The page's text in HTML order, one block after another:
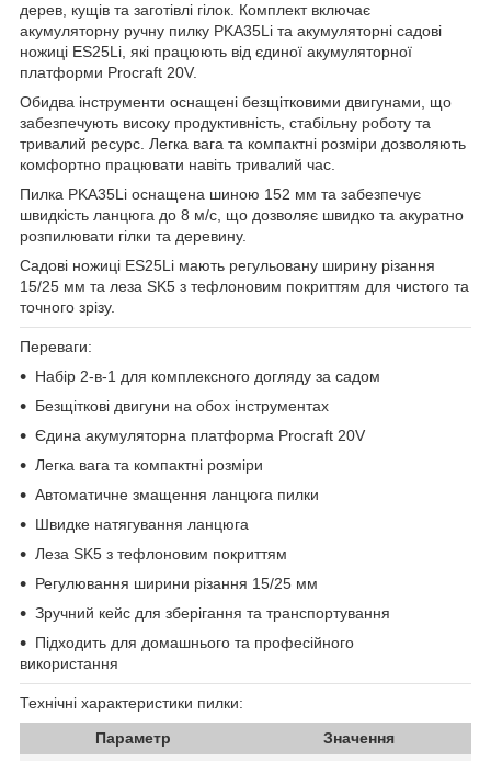
дерев, кущів та заготівлі гілок. Комплект включає
акумуляторну ручну пилку PKA35Li та акумуляторні садові
ножиці ES25Li, які працюють від єдиної акумуляторної
платформи Procraft 20V.
Обидва інструменти оснащені безщітковими двигунами, що
забезпечують високу продуктивність, стабільну роботу та
тривалий ресурс. Легка вага та компактні розміри дозволяють
комфортно працювати навіть тривалий час.
Пилка PKA35Li оснащена шиною 152 мм та забезпечує
швидкість ланцюга до 8 м/с, що дозволяє швидко та акуратно
розпилювати гілки та деревину.
Садові ножиці ES25Li мають регульовану ширину різання
15/25 мм та леза SK5 з тефлоновим покриттям для чистого та
точного зрізу.
Переваги:
Набір 2-в-1 для комплексного догляду за садом
Безщіткові двигуни на обох інструментах
Єдина акумуляторна платформа Procraft 20V
Легка вага та компактні розміри
Автоматичне змащення ланцюга пилки
Швидке натягування ланцюга
Леза SK5 з тефлоновим покриттям
Регулювання ширини різання 15/25 мм
Зручний кейс для зберігання та транспортування
Підходить для домашнього та професійного
використання
Технічні характеристики пилки:
Параметр
Значення